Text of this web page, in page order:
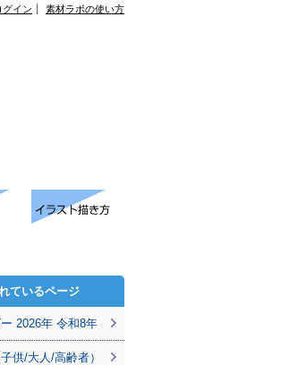
グイン 素材ラボの使い方
ているページ
2026年 令和8年
供/大人/高齢者）